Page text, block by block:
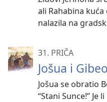
ali Rahabina
nalazila na
31. PRIČA
Jošua i
Jošua se obratio
“Stani Sunce!” Je